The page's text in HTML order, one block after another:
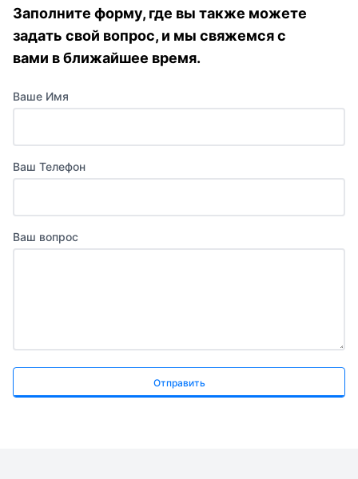
Заполните форму, где вы также можете
задать свой вопрос, и мы свяжемся с
вами в ближайшее время.
Ваше Имя
Ваш Телефон
Ваш вопрос
Отправить